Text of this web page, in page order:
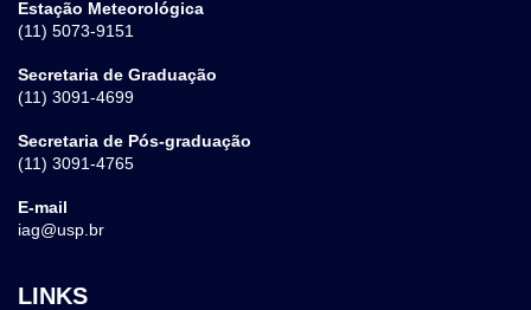
Estação Meteorológica
(11) 5073-9151
Secretaria de Graduação
(11) 3091-4699
Secretaria de Pós-graduação
(11) 3091-4765
E-mail
iag@usp.br
LINKS